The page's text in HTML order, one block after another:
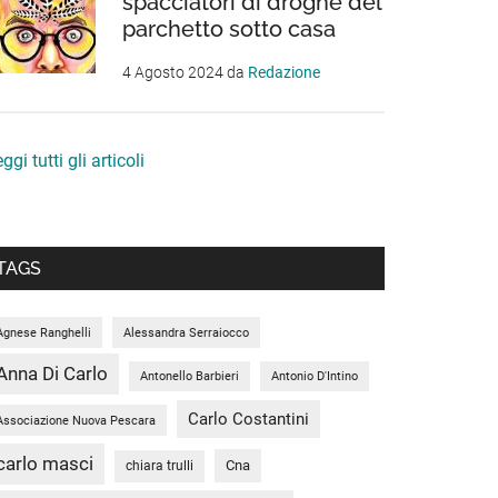
parchetto sotto casa
4 Agosto 2024da Redazione
tutti gli articoli
Ranghelli Alessandra Serraiocco
Di Carlo Antonello Barbieri Antonio D'Intino
Nuova Pescara Carlo Costantini
masci chiara trulli Cna